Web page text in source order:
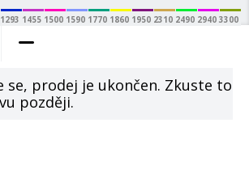
1293 1455 1500 1590 1770 1860 1950 2310 2490 2940 3300
se, prodej je ukončen. Zkuste to
později.